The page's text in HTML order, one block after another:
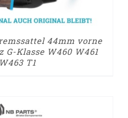
44mm vorne
G-Klasse W460 W461
W463 T1